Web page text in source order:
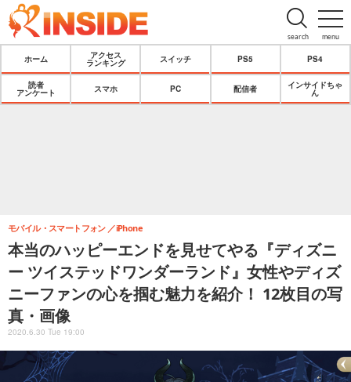
menu
search
ホーム
アクセス
ランキング
スイッチ PS5 PS4
読者
アンケート
スマホ PC 配信者
インサイドちゃ
ん
本当のハッピーエンドを見せてやる『ディズニ
ー ツイステッドワンダーランド』女性やディズ
ニーファンの心を掴む魅力を紹介！ 12枚目の写
真・画像
モバイル・スマートフォン iPhone
2020.6.30 Tue 19:00